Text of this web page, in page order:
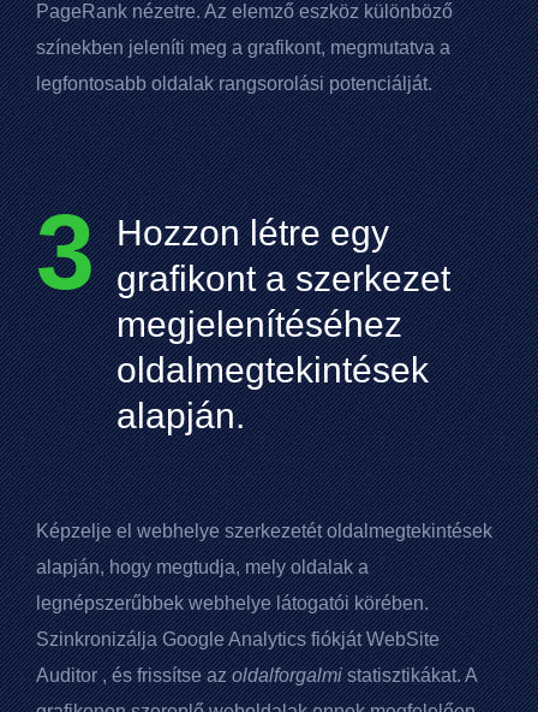
PageRanknézetre. Az elemző eszköz különböző
színekben jeleníti meg a grafikont, megmutatva a
legfontosabb oldalak rangsorolási potenciálját.
3 Hozzon létre egy
grafikont a szerkezet
megjelenítéséhez
oldalmegtekintések
alapján.
Képzelje el webhelye szerkezetét oldalmegtekintések
alapján, hogy megtudja, mely oldalak a
legnépszerűbbek webhelye látogatói körében.
SzinkronizáljaGoogle AnalyticsfiókjátWebSite
Auditor, és frissítse azoldalforgalmistatisztikákat. A